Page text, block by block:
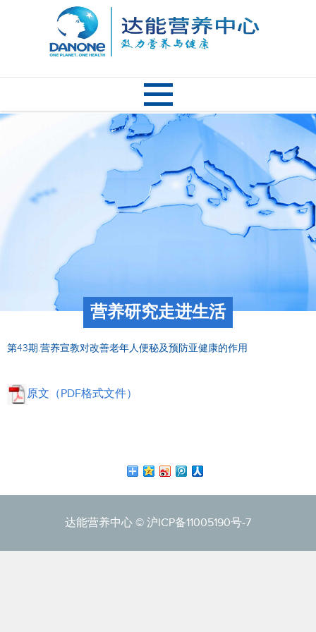
营养研究走进生活
第43期.营养宣教对改善老年人便秘及预防亚健康的作用
原文（PDF格式文件）
达能营养中心 © 沪ICP备11005190号-7